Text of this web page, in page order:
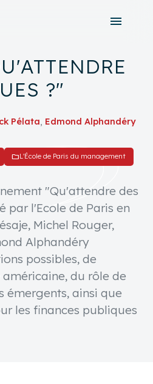
menu
?"
Pélata, Edmond Alphandéry
folderL'École de Paris du management
"Qu'attendre des
par l'Ecole de Paris en
Michel Rouger,
Alphandéry
possibles, de
du rôle de
émergents, ainsi que
les finances publiques